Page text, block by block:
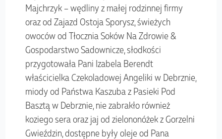
Majchrzyk – wędliny z małej rodzinnej firmy
oraz od Zajazd Ostoja Sporysz, świeżych
owoców od Tłocznia Soków Na Zdrowie &
Gospodarstwo Sadownicze, słodkości
przygotowała Pani Izabela Berendt
właścicielka Czekoladowej Angeliki w Debrznie,
miody od Państwa Kaszuba z Pasieki Pod
Basztą w Debrznie, nie zabrakło również
koziego sera oraz jaj od zielononóżek z Gorzelni
Gwieździn, dostępne były oleje od Pana